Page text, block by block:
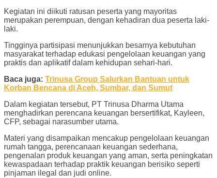
Kegiatan ini diikuti ratusan peserta yang mayoritas
merupakan perempuan, dengan kehadiran dua peserta laki-
laki.
Tingginya partisipasi menunjukkan besarnya kebutuhan
masyarakat terhadap edukasi pengelolaan keuangan yang
praktis dan aplikatif dalam kehidupan sehari-hari.
Baca juga: Trinusa Group Salurkan Bantuan untuk
Korban Bencana di Aceh, Sumbar, dan Sumut
Dalam kegiatan tersebut, PT Trinusa Dharma Utama
menghadirkan perencana keuangan bersertifikat, Kayleen,
CFP, sebagai narasumber utama.
Materi yang disampaikan mencakup pengelolaan keuangan
rumah tangga, perencanaan keuangan sederhana,
pengenalan produk keuangan yang aman, serta peningkatan
kewaspadaan terhadap praktik keuangan berisiko seperti
pinjaman ilegal dan judi online.